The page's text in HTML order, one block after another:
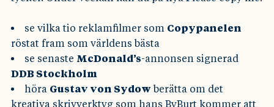
se vilka tio reklamfilmer som Copypanelen
röstat fram som världens bästa
se senaste McDonald’s-annonsen signerad
DDB Stockholm
höra Gustav von Sydow berätta om det
kreativa skrivverktyg som hans ByBurt kommer att